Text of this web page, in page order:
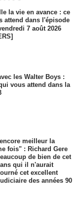
la vie en avance : ce
attend dans l'épisode
7 août 2026
les Walter Boys :
vous attend dans la
meilleur la
fois" : Richard Gere
de bien de cet
qui il n'aurait
cet excellent
des années 90